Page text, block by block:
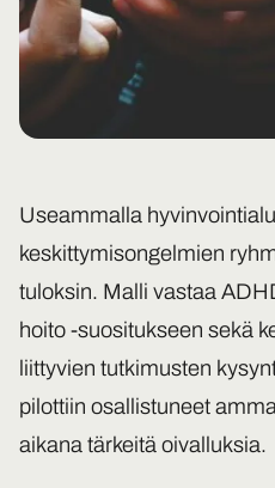
Useammalla
keskittymisongelmien
tuloksin. Malli vastaa
hoito -suositukseen sekä
liittyvien tutkimusten
pilottiin osallistuneet
aikana tärkeitä oivalluksia.